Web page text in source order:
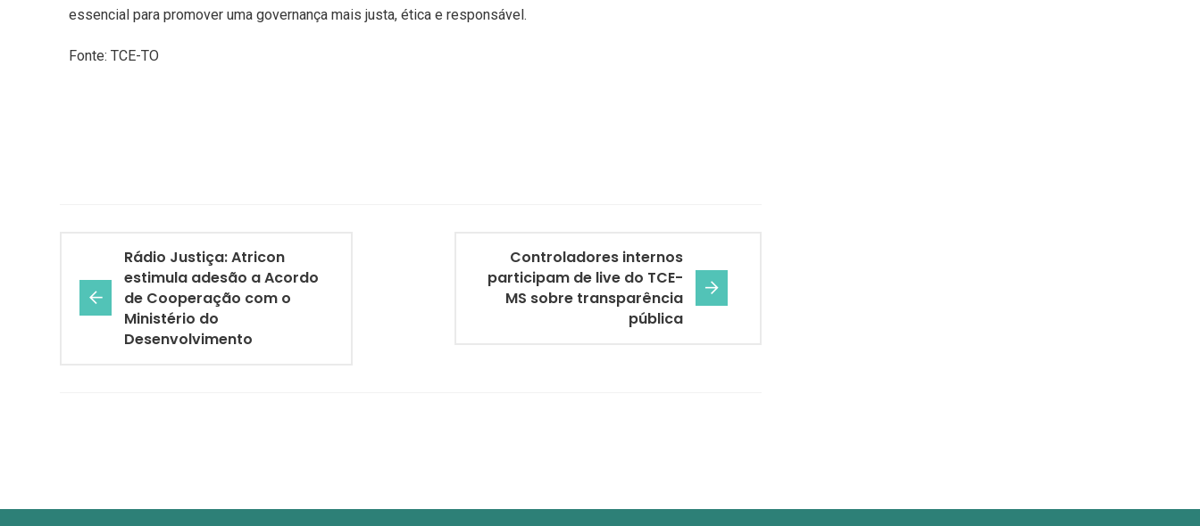
essencial para promover uma governança mais justa, ética e responsável.
Fonte: TCE-TO
Rádio Justiça: Atricon
estimula adesão a Acordo
de Cooperação com o
Ministério do
Desenvolvimento
Controladores internos
participam de live do TCE-
MS sobre transparência
pública